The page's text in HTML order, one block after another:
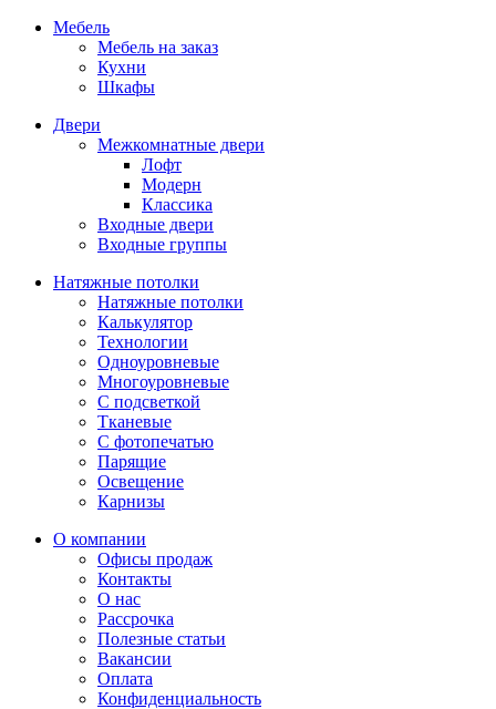
Мебель
Мебель на заказ
Кухни
Шкафы
Двери
Межкомнатные двери
Лофт
Модерн
Классика
Входные двери
Входные группы
Натяжные потолки
Натяжные потолки
Калькулятор
Технологии
Одноуровневые
Многоуровневые
С подсветкой
Тканевые
С фотопечатью
Парящие
Освещение
Карнизы
О компании
Офисы продаж
Контакты
О нас
Рассрочка
Полезные статьи
Вакансии
Оплата
Конфиденциальность